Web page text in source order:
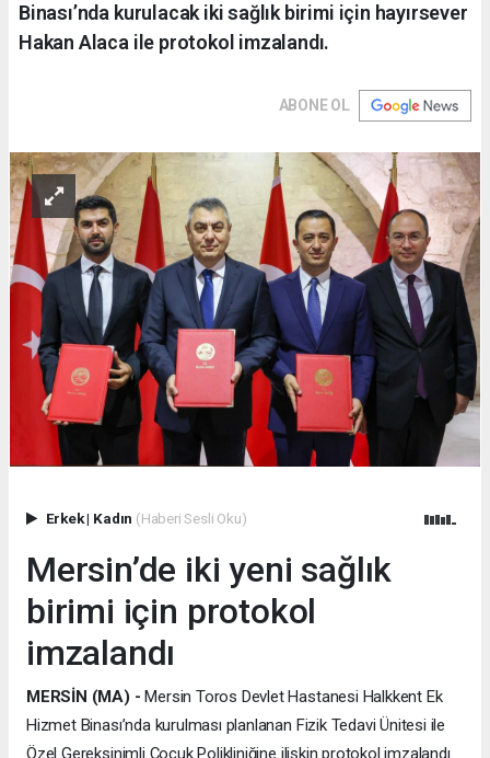
Binası’nda kurulacak iki sağlık birimi için hayırsever
Hakan Alaca ile protokol imzalandı.
ABONE OL
Erkek| Kadın (Haberi Sesli Oku)
Mersin’de iki yeni sağlık
birimi için protokol
imzalandı
MERSİN (MA) - Mersin Toros Devlet Hastanesi Halkkent Ek
Hizmet Binası’nda kurulması planlanan Fizik Tedavi Ünitesi ile
Özel Gereksinimli Çocuk Polikliniğine ilişkin protokol imzalandı.